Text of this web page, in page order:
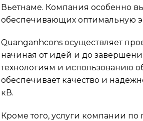
Вьетнаме. Компания особенно
обеспечивающих оптимальную
Quanganhcons осуществляет
начиная от идей и до
технологиям и использованию
обеспечивает качество и
кВ.
Кроме того, услуги компании